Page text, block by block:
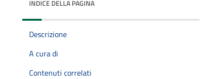
INDICE DELLA PAGINA
Descrizione
A cura di
Contenuti correlati